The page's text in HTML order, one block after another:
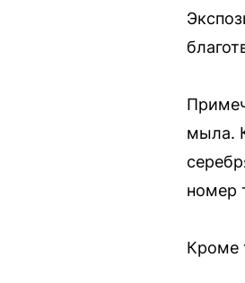
мыла.
номер
Кроме